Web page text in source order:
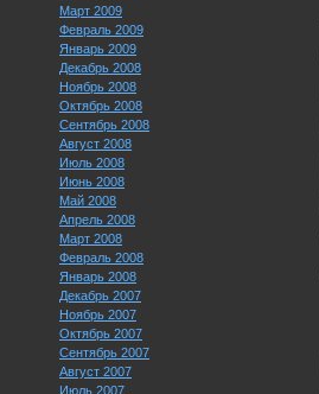
Март 2009
Февраль 2009
Январь 2009
Декабрь 2008
Ноябрь 2008
Октябрь 2008
Сентябрь 2008
Август 2008
Июль 2008
Июнь 2008
Май 2008
Апрель 2008
Март 2008
Февраль 2008
Январь 2008
Декабрь 2007
Ноябрь 2007
Октябрь 2007
Сентябрь 2007
Август 2007
Июль 2007